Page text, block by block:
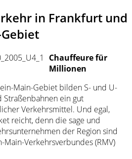
in Frankfurt und
Chauffeure für
Millionen
Main-Gebiet bilden S- und U-
Straßenbahnen ein gut
Verkehrsmittel. Und egal,
reicht, denn die sage und
der Region sind
Main-Verkehrsverbundes (RMV)